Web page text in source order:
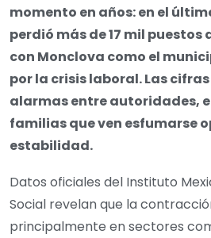
momento en años: en el
perdió más de 17 mil
con Monclova como el
por la crisis laboral. Las
alarmas entre autoridades,
familias que ven esfumarse
estabilidad.
Datos oficiales del Instituto
Social revelan que la
principalmente en sectores